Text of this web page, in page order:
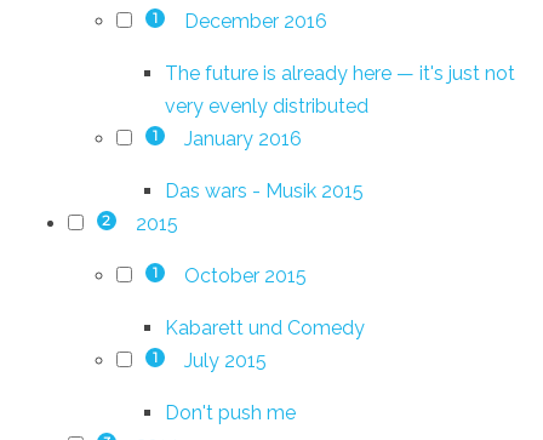
1 December 2016
The future is already here — it's just not
very evenly distributed
1 January 2016
Das wars - Musik 2015
2 2015
1 October 2015
Kabarett und Comedy
1 July 2015
Don't push me